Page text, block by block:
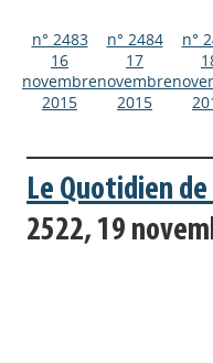
n° 2483
16
novembre
2015
n° 2484
17
novembre
2015
n°
Le Quotidien
2522, 19
Appels à